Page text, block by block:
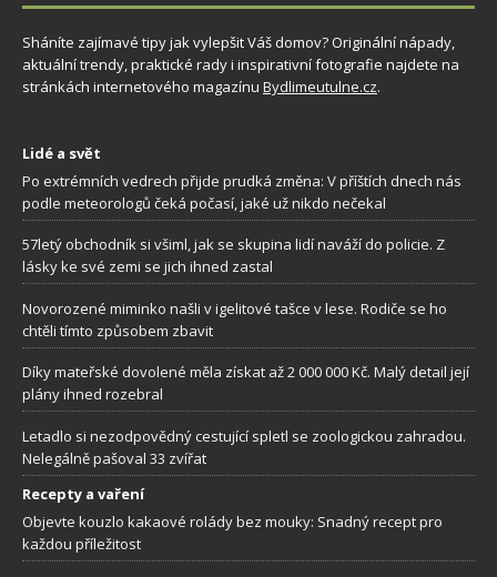
Sháníte zajímavé tipy jak vylepšit Váš domov? Originální nápady,
aktuální trendy, praktické rady i inspirativní fotografie najdete na
stránkách internetového magazínu Bydlimeutulne.cz.
Lidé a svět
Po extrémních vedrech přijde prudká změna: V příštích dnech nás
podle meteorologů čeká počasí, jaké už nikdo nečekal
57letý obchodník si všiml, jak se skupina lidí naváží do policie. Z
lásky ke své zemi se jich ihned zastal
Novorozené miminko našli v igelitové tašce v lese. Rodiče se ho
chtěli tímto způsobem zbavit
Díky mateřské dovolené měla získat až 2 000 000 Kč. Malý detail její
plány ihned rozebral
Letadlo si nezodpovědný cestující spletl se zoologickou zahradou.
Nelegálně pašoval 33 zvířat
Recepty a vaření
Objevte kouzlo kakaové rolády bez mouky: Snadný recept pro
každou příležitost